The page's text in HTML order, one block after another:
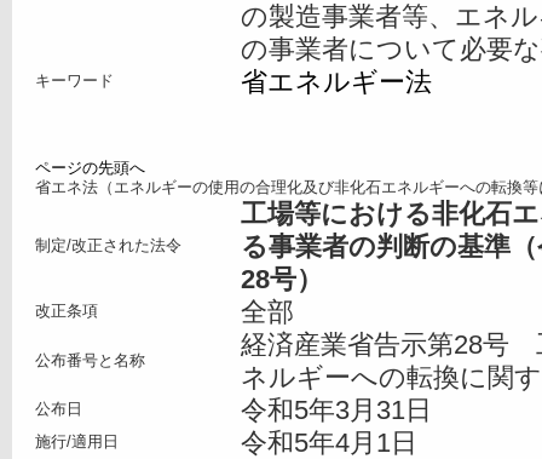
の製造事業者等、エネ
の事業者について必要
キーワード 省エネルギー法
ページの先頭へ
省エネ法（エネルギーの使用の合理化及び非化石エネルギーへの転換
制定/改正された法令
工場等における非化石
る事業者の判断の基準
28号）
改正条項 全部
公布番号と名称
経済産業省告示第28号
ネルギーへの転換に関
公布日 令和5年3月31日
施行/適用日 令和5年4月1日